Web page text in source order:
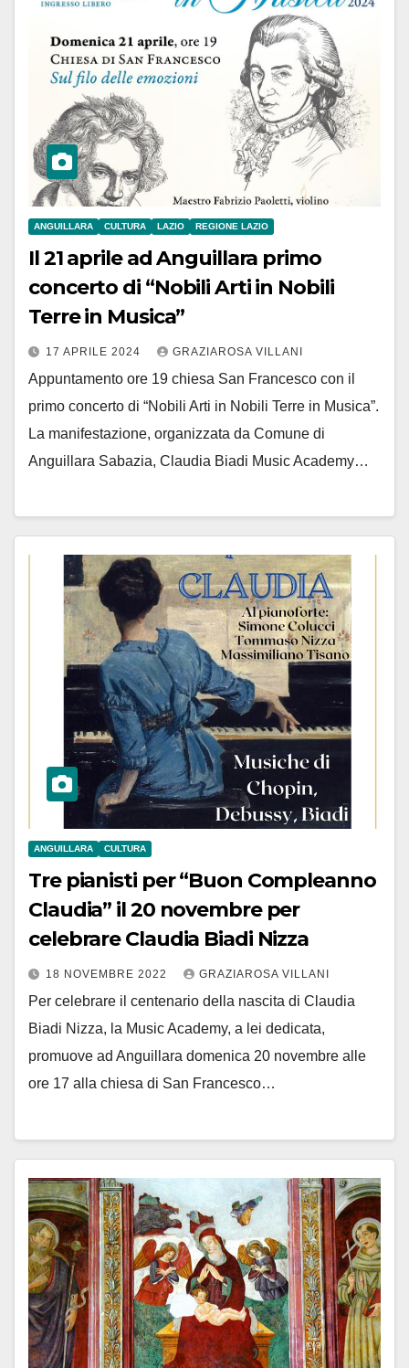
ANGUILLARA CULTURA LAZIO REGIONE LAZIO
Il 21 aprile ad Anguillara primo
concerto di “Nobili Arti in Nobili
Terre in Musica”
17 APRILE 2024 GRAZIAROSA VILLANI
Appuntamento ore 19 chiesa San Francesco con il
primo concerto di “Nobili Arti in Nobili Terre in Musica”.
La manifestazione, organizzata da Comune di
Anguillara Sabazia, Claudia Biadi Music Academy…
ANGUILLARA CULTURA
Tre pianisti per “Buon Compleanno
Claudia” il 20 novembre per
celebrare Claudia Biadi Nizza
18 NOVEMBRE 2022 GRAZIAROSA VILLANI
Per celebrare il centenario della nascita di Claudia
Biadi Nizza, la Music Academy, a lei dedicata,
promuove ad Anguillara domenica 20 novembre alle
ore 17 alla chiesa di San Francesco…